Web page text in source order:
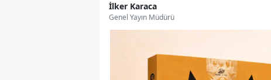
İlker Karaca
Genel Yayın Müdürü